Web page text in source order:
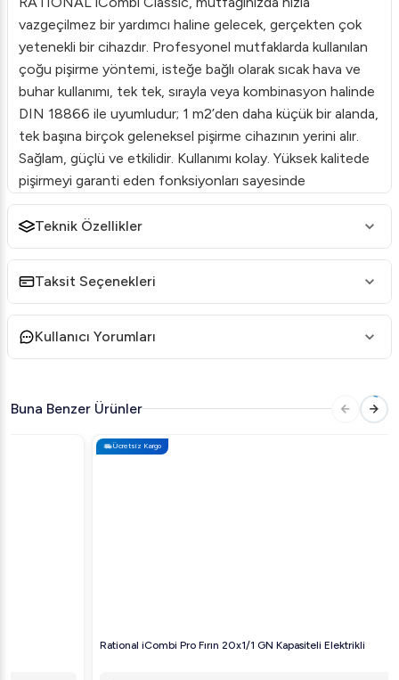
vazgeçilmez bir yardımcı haline gelecek, gerçekten çok
yetenekli bir cihazdır. Profesyonel mutfaklarda kullanılan
çoğu pişirme yöntemi, isteğe bağlı olarak sıcak hava ve
buhar kullanımı, tek tek, sırayla veya kombinasyon halinde
DIN 18866 ile uyumludur; 1 m2’den daha küçük bir alanda,
tek başına birçok geleneksel pişirme cihazının yerini alır.
Sağlam, güçlü ve etkilidir. Kullanımı kolay. Yüksek kalitede
pişirmeyi garanti eden fonksiyonları sayesinde
etkileyicidir.
Kapasite: 6 x 1/1 GN
Günlük yemek sayısı: 30–100
Boylamasına raf: 1/1, 1/2, 2/3, 1/3, 2/8 GN
Genişlik: 850 mm
Ağırlık: 93 kg
Teknik Özellikler
Taksit Seçenekleri
Kullanıcı Yorumları
Buna Benzer Ürünler
Rational iCombi Pro Fırın 20x1/1 GN Kapasiteli Elektrikli